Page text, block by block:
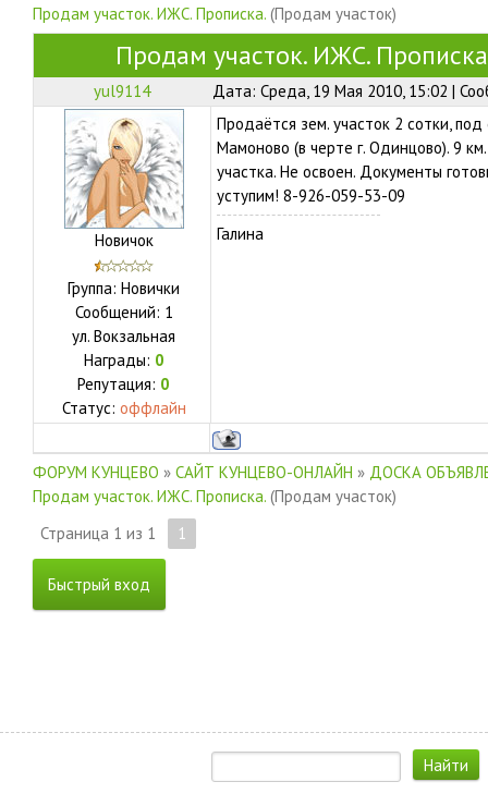
Продам участок. ИЖС. Прописка. (Продам участок)
Продам участок. ИЖС.
yul9114 Дата: Среда, 19 Мая 2010, 15:02 |
Новичок
Группа: Новички
Сообщений: 1
ул. Вокзальная
Награды: 0
Репутация: 0
Статус: оффлайн
Продаётся зем. участок 2 cотки,
Мамоново (в черте г. Одинцово). 9
участка. Не освоен. Документы
уступим! 8-926-059-53-09
Галина
ФОРУМ КУНЦЕВО » САЙТ КУНЦЕВО-ОНЛАЙН » ДОСКА
Продам участок. ИЖС. Прописка. (Продам участок)
Страница 1 из 1 1